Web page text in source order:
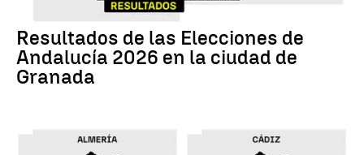
Resultados de las Elecciones de
Andalucía 2026 en la ciudad de
Granada